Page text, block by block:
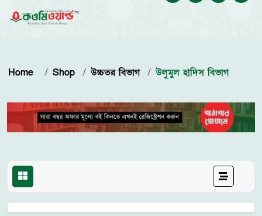
Home Shop উচ্চতর বিভাগ উলুমুল হাদিস বিভাগ